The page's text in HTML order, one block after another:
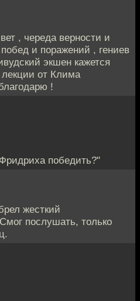
, череда верности и
и поражений , гениев
экшен кажется
лекции от Клима
!
победить?"
жесткий
послушать, только